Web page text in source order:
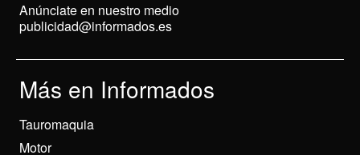
Anúnciate en nuestro medio
publicidad@informados.es
Más en Informados
Tauromaquia
Motor